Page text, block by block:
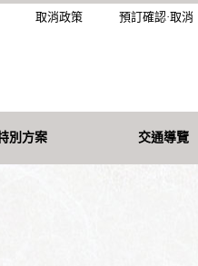
取消政策 預訂確認·取消
別方案 交通導覽